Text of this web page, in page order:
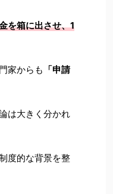
を箱に出させ、1
家からも 「申請
は大きく分かれ
度的な背景を整